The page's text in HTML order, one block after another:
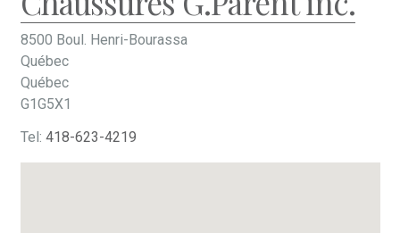
8500 Boul. Henri-Bourassa
Québec
Québec
G1G5X1
Tel: 418-623-4219